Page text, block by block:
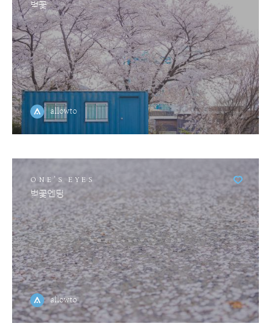
벚꽃
allowto
ONE'S EYES
벚꽃엔딩
allowto